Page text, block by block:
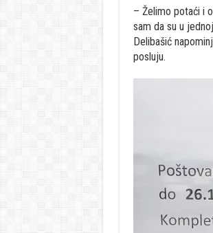
– Želimo potaći i
sam da su u
Delibašić
posluju.